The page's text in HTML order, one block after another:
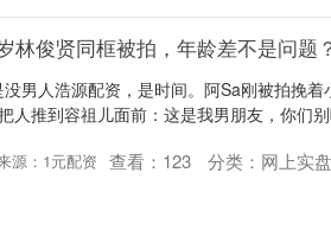
林俊贤同框被拍，年龄差不是问题
男人浩源配资，是时间。阿Sa刚被拍挽着
人推到容祖儿面前：这是我男朋友，你们
源：1元配资 查看： 123 分类： 网上实